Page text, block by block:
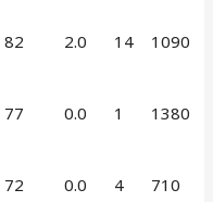
82 2.0 14 1090
77 0.0 1 1380
72 0.0 4 710